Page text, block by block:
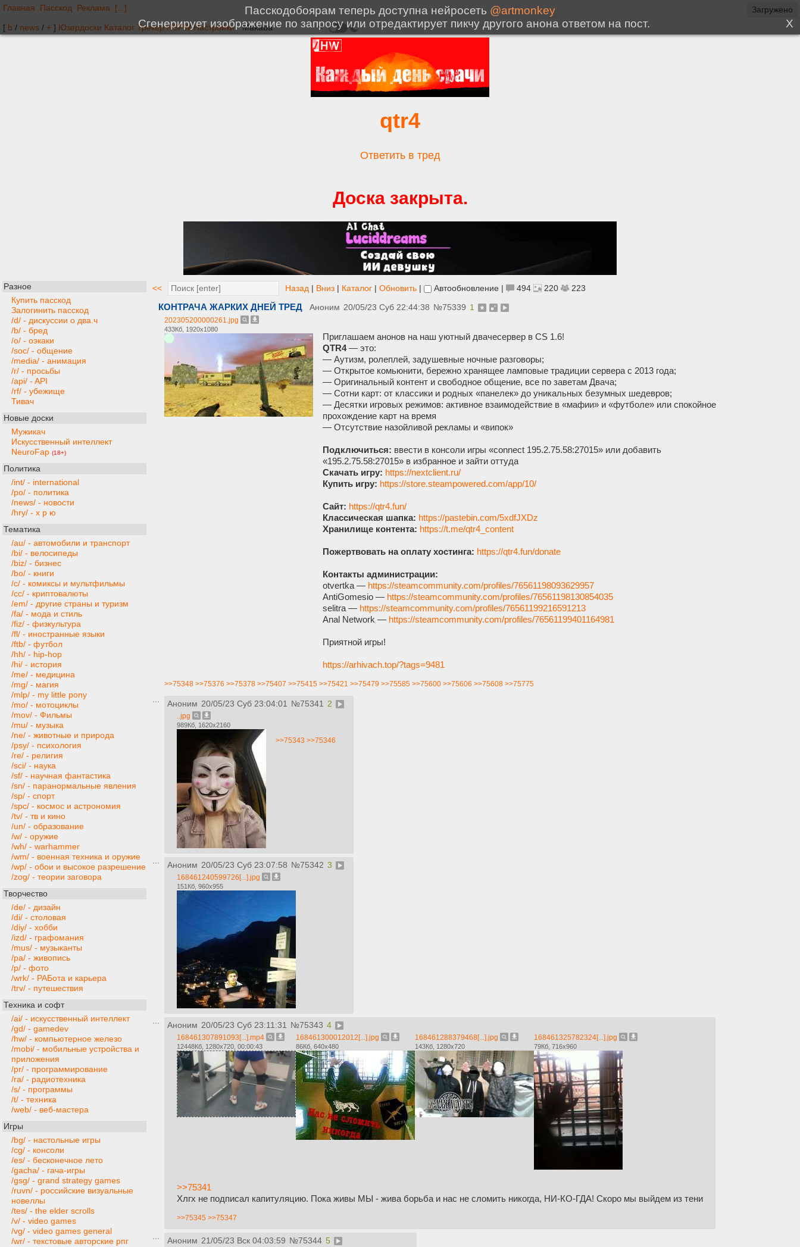
Главная Пасскод Реклама [...]
[ b / news / + ] Юзердоски Каталог Трекер NSFW Настройки
qtr4
Ответить в тред
Доска закрыта.
Разное
Купить пасскод
Залогинить пасскод
/d/ - дискуссии о два.ч
/b/ - бред
/o/ - оэкаки
/soc/ - общение
/media/ - анимация
/r/ - просьбы
/api/ - API
/rf/ - убежище
Тивач
Новые доски
Мужикач
Искусственный интеллект
NeuroFap (18+)
Политика
/int/ - international
/po/ - политика
/news/ - новости
/hry/ - х р ю
Тематика
/au/ - автомобили и транспорт
/bi/ - велосипеды
/biz/ - бизнес
/bo/ - книги
/c/ - комиксы и мультфильмы
/cc/ - криптовалюты
/em/ - другие страны и туризм
/fa/ - мода и стиль
/fiz/ - физкультура
/fl/ - иностранные языки
/ftb/ - футбол
/hh/ - hip-hop
/hi/ - история
/me/ - медицина
/mg/ - магия
/mlp/ - my little pony
/mo/ - мотоциклы
/mov/ - Фильмы
/mu/ - музыка
/ne/ - животные и природа
/psy/ - психология
/re/ - религия
/sci/ - наука
/sf/ - научная фантастика
/sn/ - паранормальные явления
/sp/ - спорт
/spc/ - космос и астрономия
/tv/ - тв и кино
/un/ - образование
/w/ - оружие
/wh/ - warhammer
/wm/ - военная техника и оружие
/wp/ - обои и высокое разрешение
/zog/ - теории заговора
Творчество
/de/ - дизайн
/di/ - столовая
/diy/ - хобби
/izd/ - графомания
/mus/ - музыканты
/pa/ - живопись
/p/ - фото
/wrk/ - РАБота и карьера
/trv/ - путешествия
Техника и софт
/ai/ - искусственный интеллект
/gd/ - gamedev
/hw/ - компьютерное железо
/mobi/ - мобильные устройства и
приложения
/pr/ - программирование
/ra/ - радиотехника
/s/ - программы
/t/ - техника
/web/ - веб-мастера
Игры
/bg/ - настольные игры
/cg/ - консоли
/es/ - бесконечное лето
/gacha/ - гача-игры
/gsg/ - grand strategy games
/ruvn/ - российские визуальные
новеллы
/tes/ - the elder scrolls
/v/ - video games
/vg/ - video games general
/wr/ - текстовые авторские рпг
<< Назад | Вниз | Каталог | Обновить | Автообновление | 494 220 223
КОНТРАЧА ЖАРКИХ ДНЕЙ ТРЕД Аноним 20/05/23 Суб 22:44:38 №75339 1
202305200000261.jpg
433Кб, 1920x1080
Приглашаем анонов на наш уютный двачесервер в CS 1.6!
QTR4— это:
— Аутизм, ролеплей, задушевные ночные разговоры;
— Открытое комьюнити, бережно хранящее ламповые традиции сервера с 2013 года;
— Оригинальный контент и свободное общение, все по заветам Двача;
— Сотни карт: от классики и родных «панелек» до уникальных безумных шедевров;
— Десятки игровых режимов: активное взаимодействие в «мафии» и «футболе» или спокойное
прохождение карт на время
— Отсутствие назойливой рекламы и «випок»
Подключиться: ввести в консоли игры «connect 195.2.75.58:27015» или добавить
«195.2.75.58:27015» в избранное и зайти оттуда
Скачать игру: https://nextclient.ru/
Купить игру: https://store.steampowered.com/app/10/
Сайт: https://qtr4.fun/
Классическая шапка: https://pastebin.com/5xdfJXDz
Хранилище контента: https://t.me/qtr4_content
Пожертвовать на оплату хостинга: https://qtr4.fun/donate
Контакты администрации:
otvertka — https://steamcommunity.com/profiles/76561198093629957
AntiGomesio — https://steamcommunity.com/profiles/76561198130854035
selitra — https://steamcommunity.com/profiles/76561199216591213
Anal Network — https://steamcommunity.com/profiles/76561199401164981
Приятной игры!
https://arhivach.top/?tags=9481
>>75348 >>75376 >>75378 >>75407 >>75415 >>75421 >>75479 >>75585 >>75600 >>75606 >>75608 >>75775
Аноним 20/05/23 Суб 23:04:01 №75341 2
..jpg
989Кб, 1620x2160
>>75343 >>75346
Аноним 20/05/23 Суб 23:07:58 №75342 3
168461240599726[...].jpg
151Кб, 960x955
Аноним 20/05/23 Суб 23:11:31 №75343 4
168461307891093[...].mp4
12448Кб, 1280x720, 00:00:43
168461300012012[...].jpg
86Кб, 640x480
168461288379468[...].jpg
143Кб, 1280x720
168461325782324[...].jpg
79Кб, 716x960
>>75341
Хлгх не подписал капитуляцию. Пока живы МЫ - жива борьба и нас не сломить никогда, НИ-КО-ГДА! Скоро мы выйдем из тени
>>75345 >>75347
Аноним 21/05/23 Вск 04:03:59 №75344 5